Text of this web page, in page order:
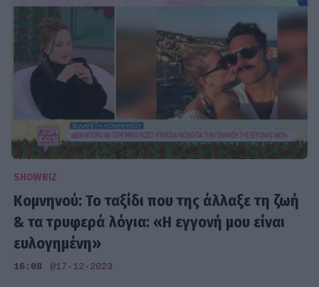
SHOWBIZ
Κομνηνού: Το ταξίδι που της άλλαξε τη ζωή
& τα τρυφερά λόγια: «Η εγγονή μου είναι
ευλογημένη»
16:08 @17-12-2023